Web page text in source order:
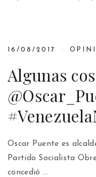
16/08/2017
Algunas
Oscar Puente es
Partido Socialista
concedió …